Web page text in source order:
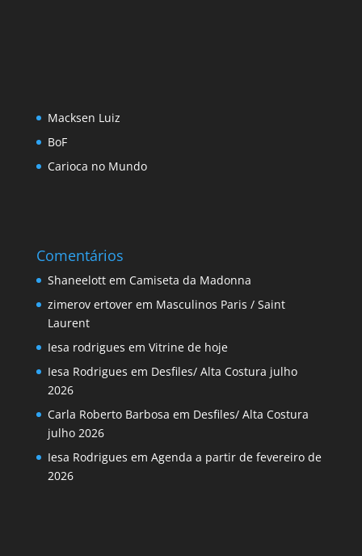
Macksen Luiz
BoF
Carioca no Mundo
Comentários
Shaneelottem Camiseta da Madonna
zimerov ertoverem Masculinos Paris / Saint
Laurent
Iesa rodrigues em Vitrine de hoje
Iesa Rodrigues em Desfiles/ Alta Costura julho
2026
Carla Roberto Barbosa em Desfiles/ Alta Costura
julho 2026
Iesa Rodrigues em Agenda a partir de fevereiro de
2026